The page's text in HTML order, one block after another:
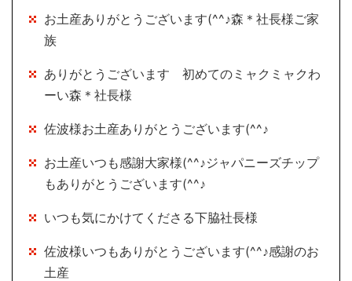
お土産ありがとうございます(^^♪森＊社長様ご家
族
ありがとうございます 初めてのミャクミャクわ
ーい森＊社長様
佐波様お土産ありがとうございます(^^♪
お土産いつも感謝大家様(^^♪ジャパニーズチップ
もありがとうございます(^^♪
いつも気にかけてくださる下脇社長様
佐波様いつもありがとうございます(^^♪感謝のお
土産